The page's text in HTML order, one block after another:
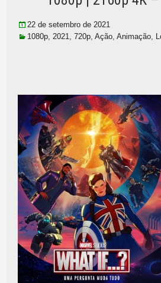
22 de setembro de 2021
1080p, 2021, 720p, Ação, Animação,